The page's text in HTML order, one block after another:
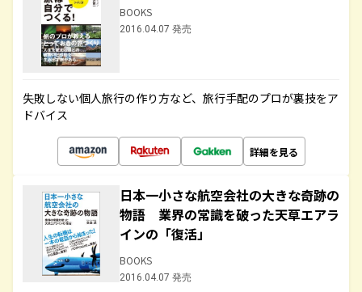
BOOKS
2016.04.07 発売
失敗しない個人旅行の作り方など、旅行手配のプロが裏技をア
ドバイス
詳細を見る
日本一小さな航空会社の大きな奇跡の
物語 業界の常識を破った天草エアラ
インの「復活」
BOOKS
2016.04.07 発売